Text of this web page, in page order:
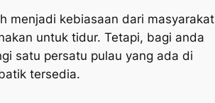
menjadi kebiasaan dari masyarakat
untuk tidur. Tetapi, bagi anda
satu persatu pulau yang ada di
tersedia.